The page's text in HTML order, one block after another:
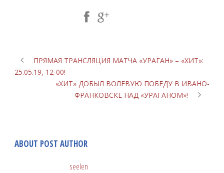
ПРЯМАЯ ТРАНСЛЯЦИЯ МАТЧА «УРАГАН» – «ХИТ»:
25.05.19, 12-00!
«ХИТ» ДОБЫЛ ВОЛЕВУЮ ПОБЕДУ В ИВАНО-
ФРАНКОВСКЕ НАД «УРАГАНОМ»!
ABOUT POST AUTHOR
seelen